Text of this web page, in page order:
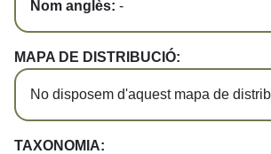
Nom anglès: -
MAPA DE DISTRIBUCIÓ:
No disposem d'aquest mapa de
TAXONOMIA: